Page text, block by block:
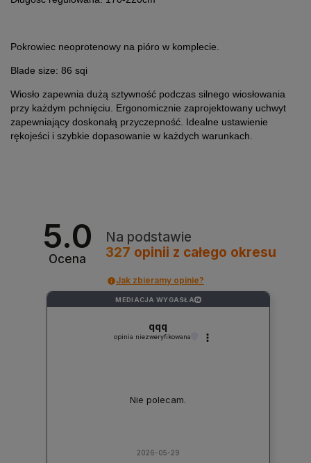
Pokrowiec neoprotenowy na pióro w komplecie.
Blade size: 86 sqi
Wiosło zapewnia dużą sztywność podczas silnego wiosłowania
przy każdym pchnięciu. Ergonomicznie zaprojektowany uchwyt
zapewniający doskonałą przyczepność. Idealne ustawienie
rękojeści i szybkie dopasowanie w każdych warunkach.
5.0
Ocena
Na podstawie
327 opinii z całego okresu
Jak zbieramy opinie?
MEDIACJA WYGASŁA ?
qqq
opinia niezweryfikowana
Nie polecam.
2026-05-29